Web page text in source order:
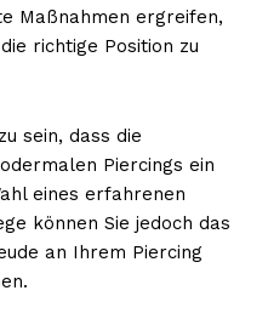
Maßnahmen ergreifen,
richtige Position zu
sein, dass die
Piercings ein
eines erfahrenen
können Sie jedoch das
an Ihrem Piercing